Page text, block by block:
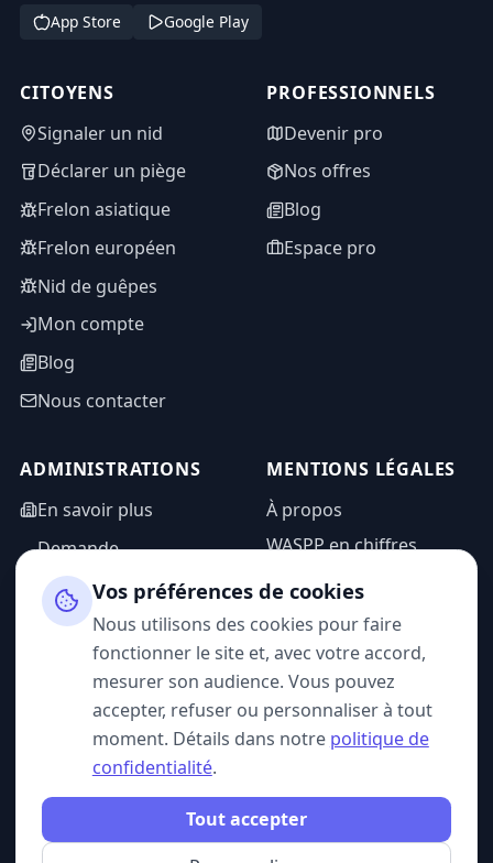
App Store Google Play
CITOYENS
Signaler un nid
Déclarer un piège
Frelon asiatique
Frelon européen
Nid de guêpes
Mon compte
Blog
Nous contacter
PROFESSIONNELS
Devenir pro
Nos offres
Blog
Espace pro
ADMINISTRATIONS
En savoir plus
Demande
d'information
Espace admin
MENTIONS LÉGALES
À propos
WASPP en chiffres
Mentions légales
Politique de
confidentialité
CGU
SUIVEZ-NOUS
Vos préférences de cookies
Nous utilisons des cookies pour faire
fonctionner le site et, avec votre accord,
mesurer son audience. Vous pouvez
accepter, refuser ou personnaliser à tout
moment. Détails dans notre politique de
confidentialité.
Tout accepter